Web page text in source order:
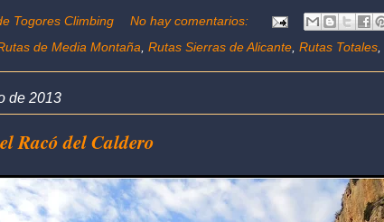
Togores Climbing
No hay comentarios:
de Media Montaña, Rutas Sierras de Alicante, Rutas Totales,
de 2013
Racó del Caldero